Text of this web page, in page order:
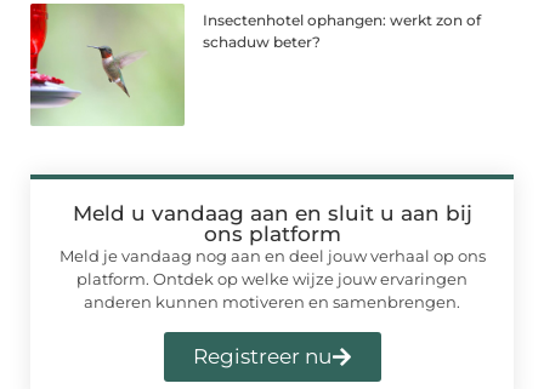
Insectenhotel ophangen: werkt zon of
schaduw beter?
Meld u vandaag aan en sluit u aan bij
ons platform
Meld je vandaag nog aan en deel jouw verhaal op ons
platform. Ontdek op welke wijze jouw ervaringen
anderen kunnen motiveren en samenbrengen.
Registreer nu